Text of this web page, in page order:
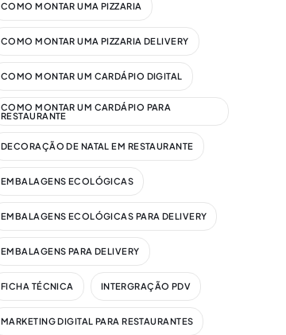
COMO MONTAR UMA PIZZARIA
COMO MONTAR UMA PIZZARIA DELIVERY
COMO MONTAR UM CARDÁPIO DIGITAL​
COMO MONTAR UM CARDÁPIO PARA
RESTAURANTE
DECORAÇÃO DE NATAL EM RESTAURANTE
EMBALAGENS ECOLÓGICAS
EMBALAGENS ECOLÓGICAS PARA DELIVERY
EMBALAGENS PARA DELIVERY
FICHA TÉCNICA INTERGRAÇÃO PDV
MARKETING DIGITAL PARA RESTAURANTES